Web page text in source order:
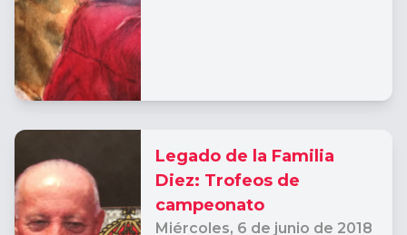
Legado de la Familia
Diez: Trofeos de
campeonato
Miércoles, 6 de junio de 2018